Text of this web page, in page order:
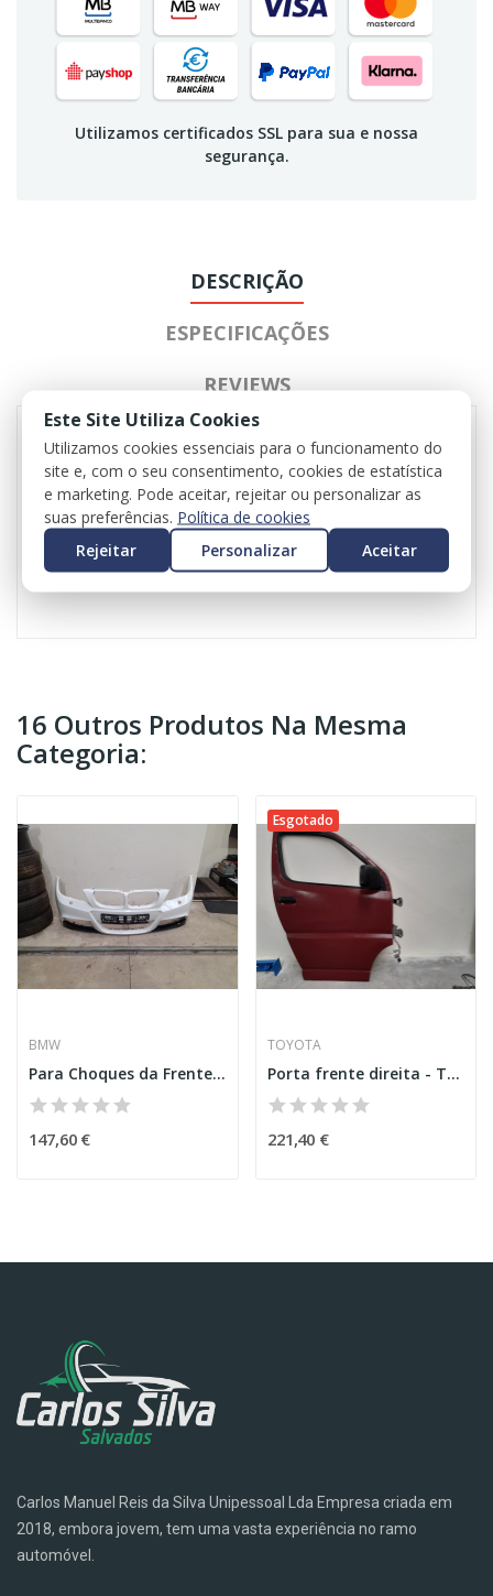
Utilizamos certificados SSL para sua e nossa
segurança.
DESCRIÇÃO
ESPECIFICAÇÕES
REVIEWS
BMW Serie 2 Cabrio F23 para ser vendido às peças
Versão 220D de 190cv
Peça o seu orçamento
Valor do iva incluído em todas as peças
Valor do transporte não incluído
16 Outros Produtos Na Mesma
Categoria:
BMW
Para Choques da Frente – BMW 3 (E90)
147,60 €
Esgotado
TOYOTA
Porta frente direita - Toyota Hiace IV (_H1_,_H2_)
221,40 €
Carlos Manuel Reis da Silva Unipessoal Lda Empresa criada em
2018, embora jovem, tem uma vasta experiência no ramo
automóvel.
Este Site Utiliza Cookies
Utilizamos cookies essenciais para o funcionamento do
site e, com o seu consentimento, cookies de estatística
e marketing. Pode aceitar, rejeitar ou personalizar as
suas preferências. Política de cookies
Rejeitar
Personalizar Aceitar